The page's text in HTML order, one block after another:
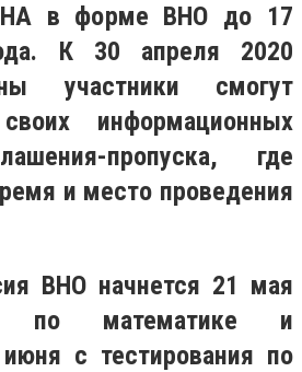
в форме ВНО до 17
К 30 апреля 2020
участники смогут
информационных
пропуска, где
и место проведения
ВНО начнется 21 мая
по математике и
с тестирования по